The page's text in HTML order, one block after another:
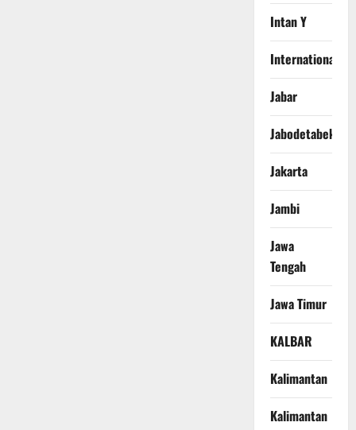
Intan Y
International
Jabar
Jabodetabek
Jakarta
Jambi
Jawa
Tengah
Jawa Timur
KALBAR
Kalimantan
Kalimantan